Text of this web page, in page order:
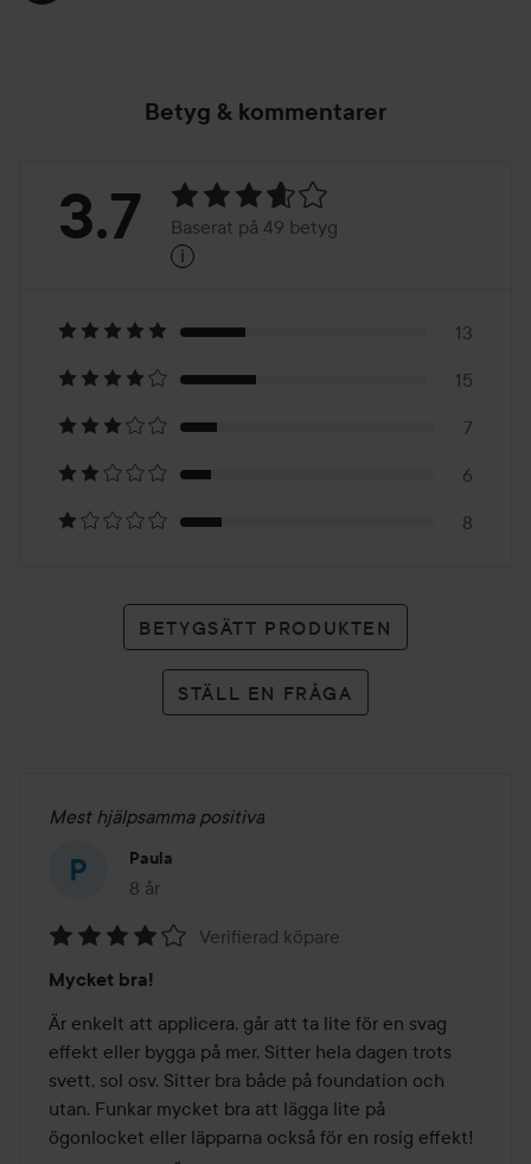
Betyg & kommentarer
Betyg:
Baserat
på
49
betyg
3.7 Baserat på 49 betyg
i
13
15
7
6
8
BETYGSÄTT PRODUKTEN
STÄLL EN FRÅGA
Mest hjälpsamma positiva
Paula
8 år
Inlägget skapades 8 år
4
av
5
Verifierad köpare
Mycket bra!
Är enkelt att applicera, går att ta lite för en svag
effekt eller bygga på mer. Sitter hela dagen trots
svett, sol osv. Sitter bra både på foundation och
utan. Funkar mycket bra att lägga lite på
ögonlocket eller läpparna också för en rosig effekt!